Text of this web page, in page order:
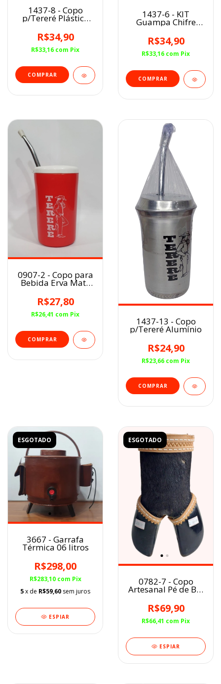
1437-8 - Copo
p/Tereré Plástico
R$34,90
R$33,16 com Pix
1437-6 - KIT
Guampa Chifre
Colorido Sortido
R$34,90
R$33,16 com Pix
0907-2 - Copo para
Bebida Erva Mate
Vermelho
R$27,80
R$26,41 com Pix
1437-13 - Copo
p/Tereré Alumínio
R$24,90
R$23,66 com Pix
ESGOTADO
3667 - Garrafa
Térmica 06 litros
R$298,00
R$283,10 com Pix
5x de R$59,60 sem juros
ESPIAR
ESGOTADO
0782-7 - Copo
Artesanal Pé de Boi
R$69,90
R$66,41 com Pix
ESPIAR